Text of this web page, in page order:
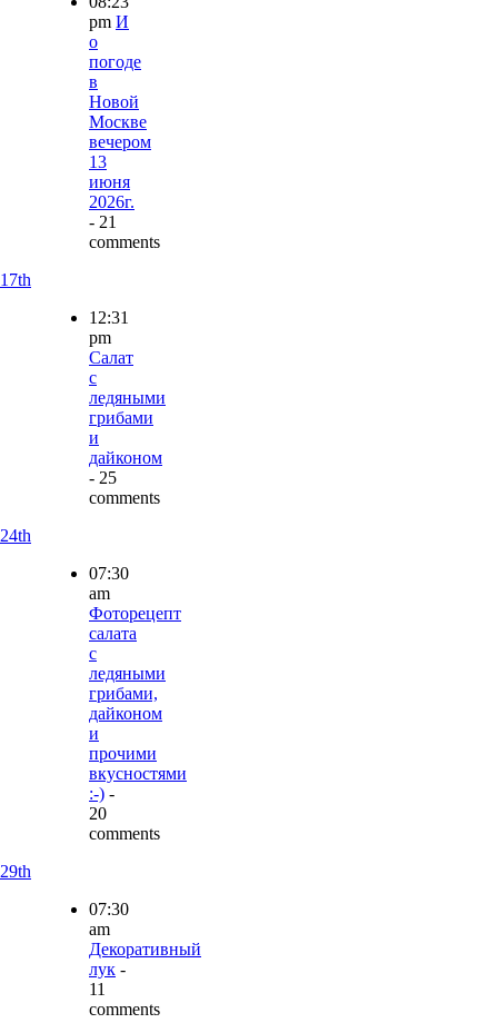
pm И
о
погоде
в
Новой
Москве
вечером
13
июня
2026г.
- 21
comments
17th
12:31
pm
Салат
с
ледяными
грибами
и
дайконом
- 25
comments
24th
07:30
am
Фоторецепт
салата
с
ледяными
грибами,
дайконом
и
прочими
вкусностями
:-) -
20
comments
29th
07:30
am
Декоративный
лук -
11
comments